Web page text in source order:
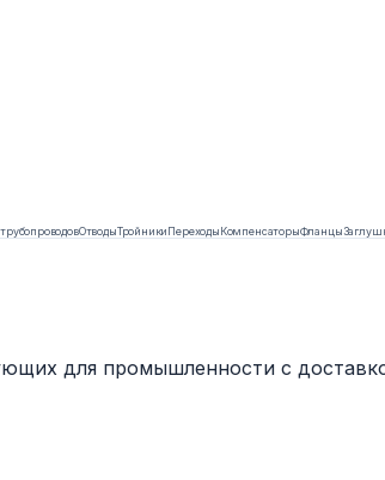
ОтводыТройникиПереходыКомпенсаторыФланцы
для промышленности с